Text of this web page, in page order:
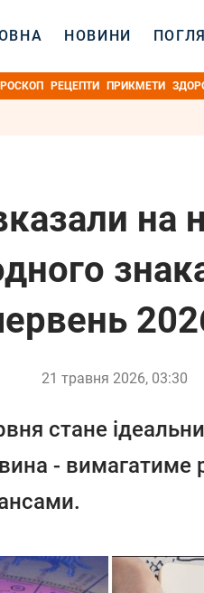
НОВИНИ
РЕЦЕПТИ ПРИКМЕТИ
на
21 травня 2026, 03:30
стане
- вимагатиме